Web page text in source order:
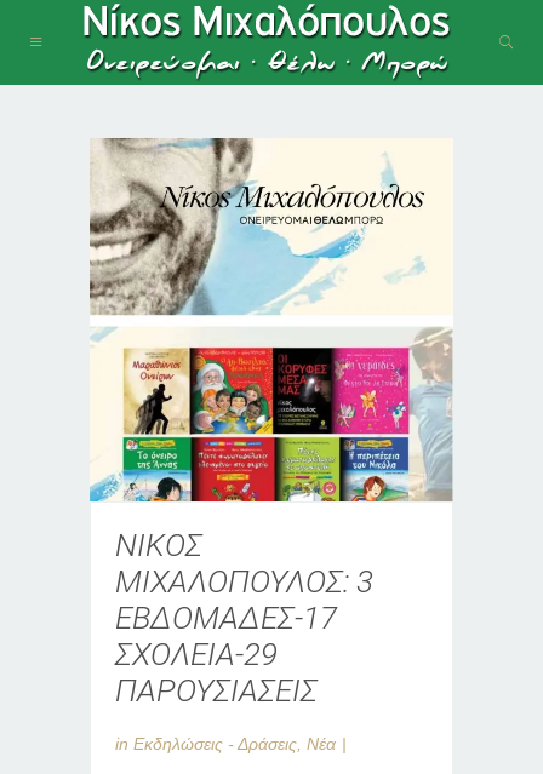
ΝΙΚΟΣ
ΜΙΧΑΛΟΠΟΥΛΟΣ: 3
ΕΒΔΟΜΑΔΕΣ-17
ΣΧΟΛΕΙΑ-29
ΠΑΡΟΥΣΙΑΣΕΙΣ
in Εκδηλώσεις - Δράσεις Νέα